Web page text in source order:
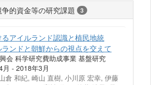
的資金等の研究課題 3
るアイルランド認識と植民地統
ンドと朝鮮からの視点を交えて
会 科学研究費助成事業 基盤研究
月 - 2018年3月
倉 和紀, 崎山 直樹, 小川原 宏幸, 伊藤